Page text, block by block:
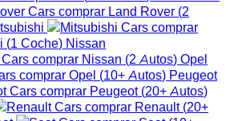
Land Rover (2
(1 Coche) Nissan
Nissan (2 Autos) Opel
Opel (10+ Autos) Peugeot
Peugeot (20+ Autos)
Renault (20+